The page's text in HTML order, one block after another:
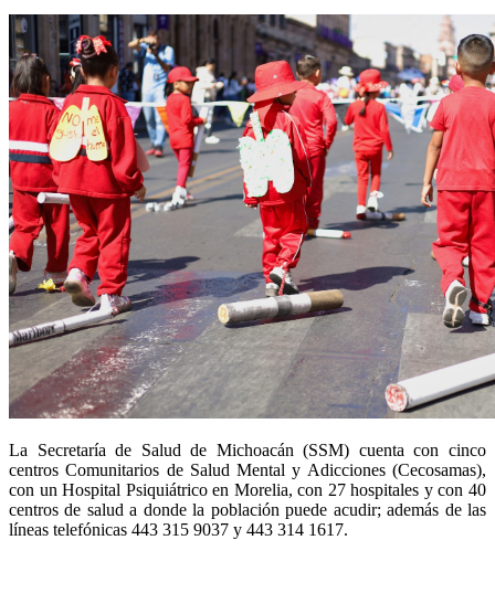
La Secretaría de Salud de Michoacán (SSM) cuenta con cinco
centros Comunitarios de Salud Mental y Adicciones (Cecosamas),
con un Hospital Psiquiátrico en Morelia, con 27 hospitales y con 40
centros de salud a donde la población puede acudir; además de las
líneas telefónicas 443 315 9037 y 443 314 1617.